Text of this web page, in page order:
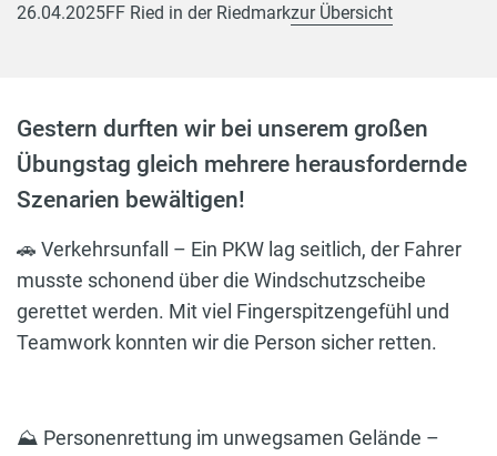
26.04.2025FF Ried in der Riedmarkzur Übersicht
Gestern durften wir bei unserem großen
Übungstag gleich mehrere herausfordernde
Szenarien bewältigen!
🚗 Verkehrsunfall – Ein PKW lag seitlich, der Fahrer
musste schonend über die Windschutzscheibe
gerettet werden. Mit viel Fingerspitzengefühl und
Teamwork konnten wir die Person sicher retten.
⛰️ Personenrettung im unwegsamen Gelände –